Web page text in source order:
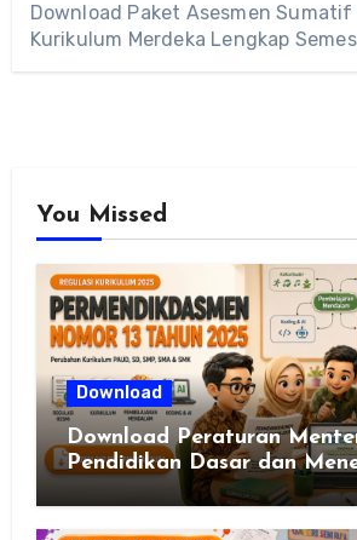
Download Paket Asesmen Sumatif
Kurikulum Merdeka Lengkap
You Missed
Download
Download Peraturan
Pendidikan Dasar dan
Republik Indonesia Nomor
2025